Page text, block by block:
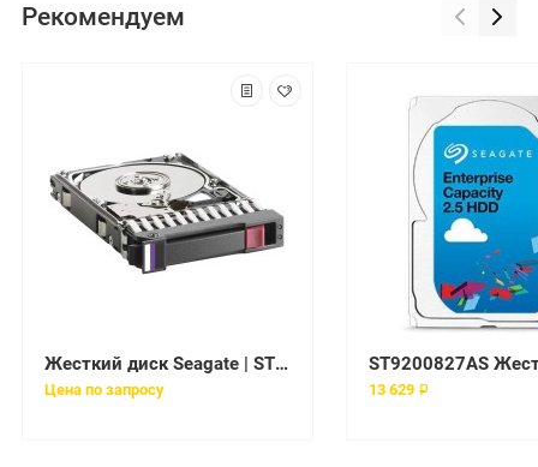
Рекомендуем
Жесткий диск Seagate | ST9160827AS | 160 Gb / HDD / SATAII / 2.5" / 5400 rpm / 8 Mb
Цена по запросу 13 629 ₽